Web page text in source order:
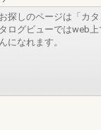
お探しのページは「カ
タログビューではweb
んになれます。